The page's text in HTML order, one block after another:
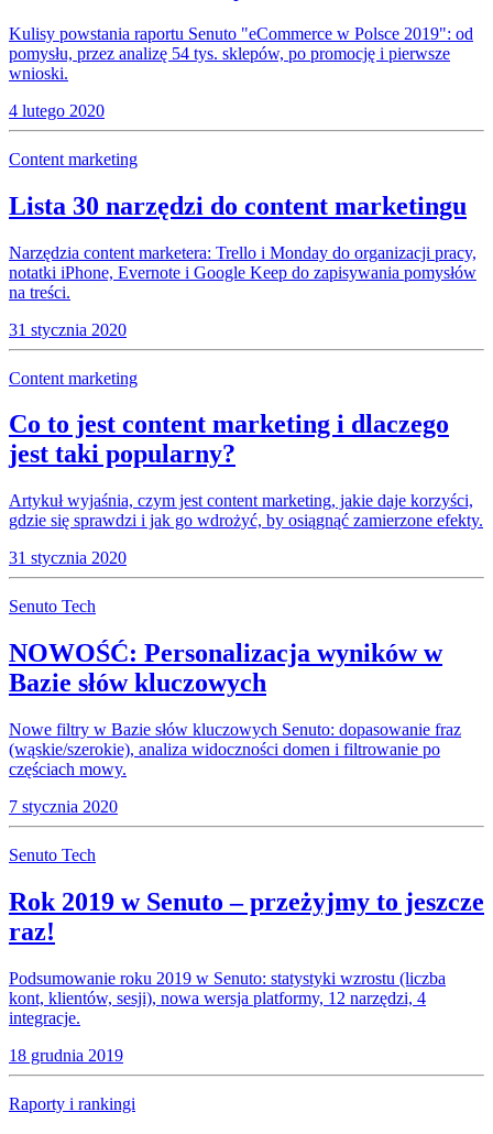
Kulisy powstania raportu Senuto "eCommerce w Polsce 2019": od
pomysłu, przez analizę 54 tys. sklepów, po promocję i pierwsze
wnioski.
4 lutego 2020
Content marketing
Lista 30 narzędzi do content marketingu
Narzędzia content marketera: Trello i Monday do organizacji pracy,
notatki iPhone, Evernote i Google Keep do zapisywania pomysłów
na treści.
31 stycznia 2020
Content marketing
Co to jest content marketing i dlaczego
jest taki popularny?
Artykuł wyjaśnia, czym jest content marketing, jakie daje korzyści,
gdzie się sprawdzi i jak go wdrożyć, by osiągnąć zamierzone efekty.
31 stycznia 2020
Senuto Tech
NOWOŚĆ: Personalizacja wyników w
Bazie słów kluczowych
Nowe filtry w Bazie słów kluczowych Senuto: dopasowanie fraz
(wąskie/szerokie), analiza widoczności domen i filtrowanie po
częściach mowy.
7 stycznia 2020
Senuto Tech
Rok 2019 w Senuto – przeżyjmy to jeszcze
raz!
Podsumowanie roku 2019 w Senuto: statystyki wzrostu (liczba
kont, klientów, sesji), nowa wersja platformy, 12 narzędzi, 4
integracje.
18 grudnia 2019
Raporty i rankingi